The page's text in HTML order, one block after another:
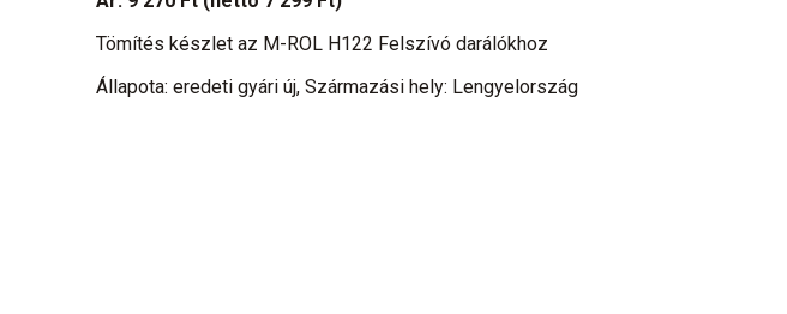
Tömítés készlet az M-ROL H122 Felszívó darálókhoz
Állapota: eredeti gyári új, Származási hely: Lengyelország